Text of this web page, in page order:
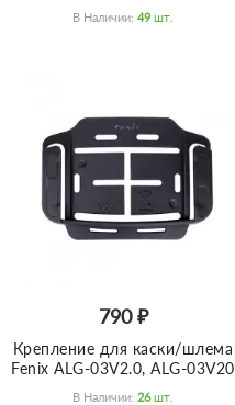
В Наличии: 49 Шт.
790 ₽
Крепление для каски/шлема
Fenix ALG-03V2.0, ALG-03V20
В Наличии: 26 Шт.